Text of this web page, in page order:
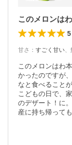
5
甘さ ： すごく甘い、
このメロンはわ
かったのですが
なと食べること
こどもの日で、
のデザート！に
産に持ち帰って